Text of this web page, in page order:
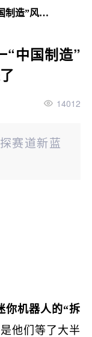
可将AI宠物“揣兜里”，又一“中国制造”风靡欧美，价格也被打下来了
“中国制造”
14012
赛道新蓝
你机器人的“拆
他们等了大半